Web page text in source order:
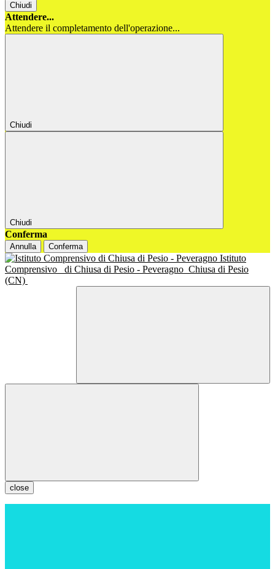
Chiudi
Attendere...
Attendere il completamento dell'operazione...
Chiudi
Chiudi
Conferma
Annulla Conferma
Istituto
Comprensivo
di Chiusa di Pesio - Peveragno Chiusa di Pesio
(CN)
close